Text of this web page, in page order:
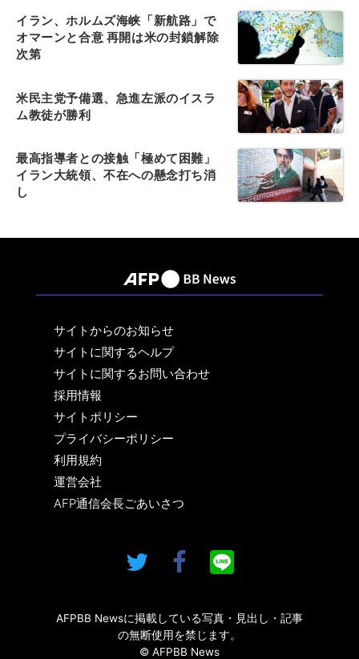
イラン、ホルムズ海峡「新航路」で
オマーンと合意 再開は米の封鎖解除
次第
米民主党予備選、急進左派のイスラ
ム教徒が勝利
最高指導者との接触「極めて困難」
イラン大統領、不在への懸念打ち消
し
サイトからのお知らせ
サイトに関するヘルプ
サイトに関するお問い合わせ
採用情報
サイトポリシー
プライバシーポリシー
利用規約
運営会社
AFP通信会長ごあいさつ
AFPBB Newsに掲載している写真・見出し・記事
の無断使用を禁じます。
© AFPBB News